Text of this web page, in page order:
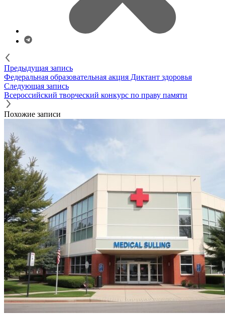
Предыдущая запись
Федеральная образовательная акция Диктант здоровья
Следующая запись
Всероссийский творческий конкурс по праву памяти
Похожие записи